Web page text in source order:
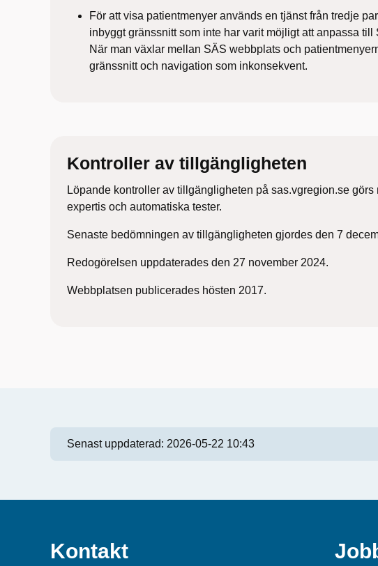
För att visa patientmenyer används en tjänst från tredje
inbyggt gränssnitt som inte har varit möjligt att anpassa
När man växlar mellan SÄS webbplats och
gränssnitt och navigation som inkonsekvent.
Kontroller av tillgängligheten
Löpande kontroller av tillgängligheten på sas.vgregion.se görs
expertis och automatiska tester.
Senaste bedömningen av tillgängligheten gjordes den 7
Redogörelsen uppdaterades den 27 november 2024.
Webbplatsen publicerades hösten 2017.
Senast uppdaterad: 2026-05-22 10:43
Kontakt